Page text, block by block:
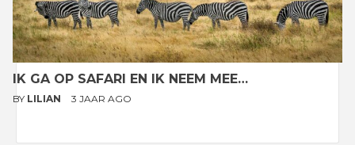
IK GA OP SAFARI EN IK NEEM MEE…
BY LILIAN 3 JAAR AGO